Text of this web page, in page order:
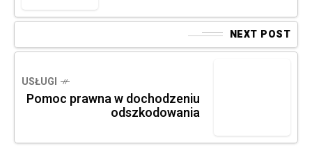
NEXT POST
USŁUGI
Pomoc prawna w dochodzeniu
odszkodowania